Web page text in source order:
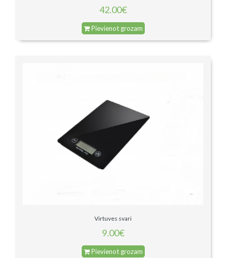
42.00€
Pievienot grozam
Virtuves svari
9.00€
Pievienot grozam